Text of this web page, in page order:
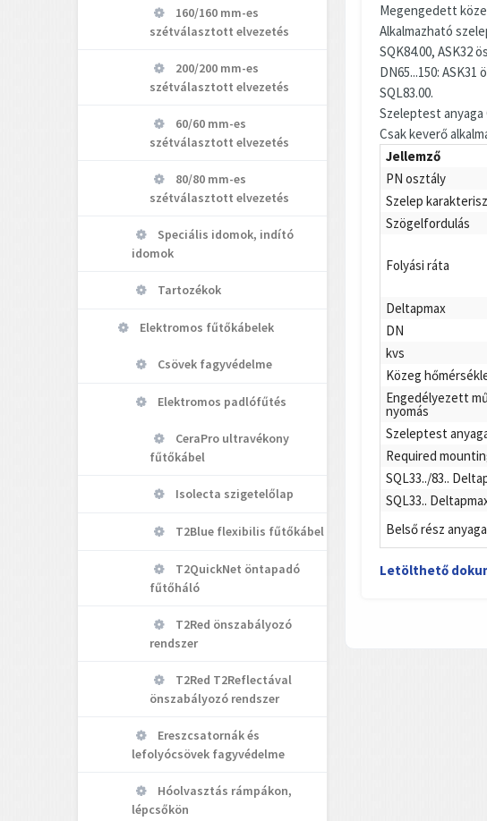
160/160 mm-es
szétválasztott elvezetés
200/200 mm-es
szétválasztott elvezetés
60/60 mm-es
szétválasztott elvezetés
80/80 mm-es
szétválasztott elvezetés
Speciális idomok, indító
idomok
Tartozékok
Elektromos fűtőkábelek
Csövek fagyvédelme
Elektromos padlófűtés
CeraPro ultravékony
fűtőkábel
Isolecta szigetelőlap
T2Blue flexibilis fűtőkábel
T2QuickNet öntapadó
fűtőháló
T2Red önszabályozó
rendszer
T2Red T2Reflectával
önszabályozó rendszer
Ereszcsatornák és
lefolyócsövek fagyvédelme
Hóolvasztás rámpákon,
lépcsőkön
Megengedett
Alkalmazható
SQK84.00, ASK32
DN65...150:
SQL83.00.
Szeleptest anyaga
Csak keverő
Jellemző
PN osztály
Szelep
Szögelfordulás
Folyási ráta
Deltapmax
DN
kvs
Közeg
Engedélyezett
nyomás
Szeleptest
Required
SQL33../83..
SQL33..
Belső rész anyaga
Letölthető